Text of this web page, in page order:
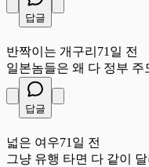
답글
반짝이는 개구리 71일 전
일본놈들은 왜 다 정부 주
답글
넓은 여우71일 전
그냥 유행 타면 다 같이